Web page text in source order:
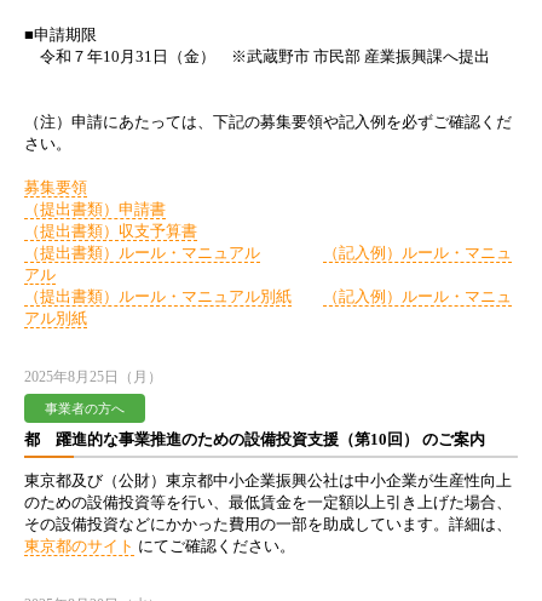
■申請期限
令和７年10月31日（金） ※武蔵野市 市民部 産業振興課へ提出
（注）申請にあたっては、下記の募集要領や記入例を必ずご確認くだ
さい。
募集要領
（提出書類）申請書
（提出書類）収支予算書
（提出書類）ルール・マニュアル
（記入例）ルール・マニュ
アル
（提出書類）ルール・マニュアル別紙
（記入例）ルール・マニュ
アル別紙
2025年8月25日（月）
事業者の方へ
都 躍進的な事業推進のための設備投資支援（第10回） のご案内
東京都及び（公財）東京都中小企業振興公社は中小企業が生産性向上
のための設備投資等を行い、最低賃金を一定額以上引き上げた場合、
その設備投資などにかかった費用の一部を助成しています。詳細は、
東京都のサイト にてご確認ください。